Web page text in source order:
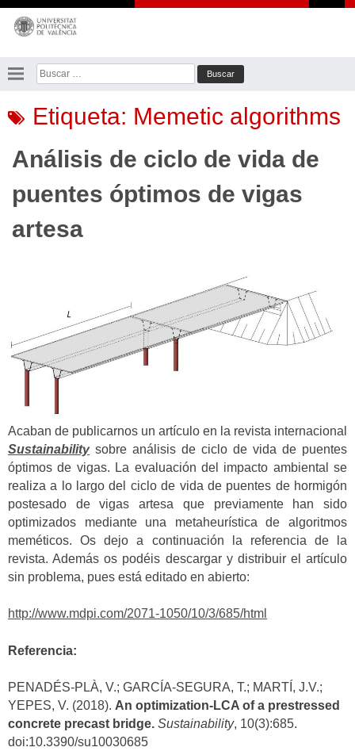
Saltar
contenido
Buscar:
Etiqueta: Memetic algorithms
Análisis de ciclo de vida de
puentes óptimos de vigas
artesa
Acaban de publicarnos un artículo en la revista internacional
Sustainabilitysobre análisis de ciclo de vida de puentes
óptimos de vigas. La evaluación del impacto ambiental se
realiza a lo largo del ciclo de vida de puentes de hormigón
postesado de vigas artesa que previamente han sido
optimizados mediante una metaheurística de algoritmos
meméticos. Os dejo a continuación la referencia de la
revista. Además os podéis descargar y distribuir el artículo
sin problema, pues está editado en abierto:
http://www.mdpi.com/2071-1050/10/3/685/html
Referencia:
PENADÉS-PLÀ, V.; GARCÍA-SEGURA, T.; MARTÍ, J.V.;
YEPES, V. (2018). An optimization-LCA of a prestressed
concrete precast bridge. Sustainability, 10(3):685.
doi:10.3390/su10030685